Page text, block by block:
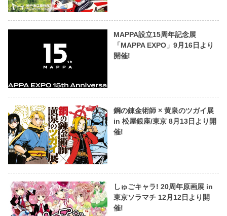
MAPPA設立15周年記念展
「MAPPA EXPO」9月16日より
開催!
鋼の錬金術師 × 黄泉のツガイ展
in 松屋銀座/東京 8月13日より開
催!
しゅごキャラ! 20周年原画展 in
東京ソラマチ 12月12日より開
催!